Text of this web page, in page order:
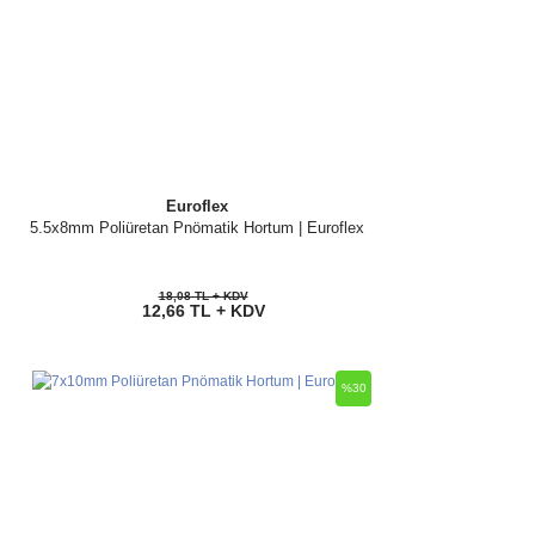
Euroflex
5.5x8mm Poliüretan Pnömatik Hortum | Euroflex
18,08 TL + KDV
12,66 TL + KDV
%30